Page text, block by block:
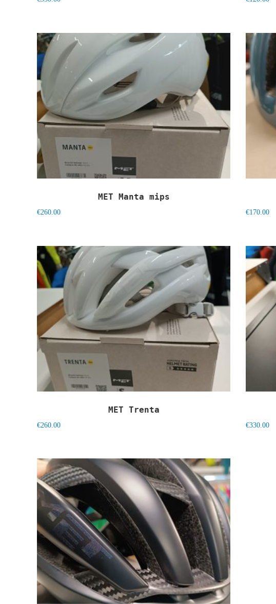
MET Manta mips
€260.00 €170.00
MET Trenta
€260.00 €330.00